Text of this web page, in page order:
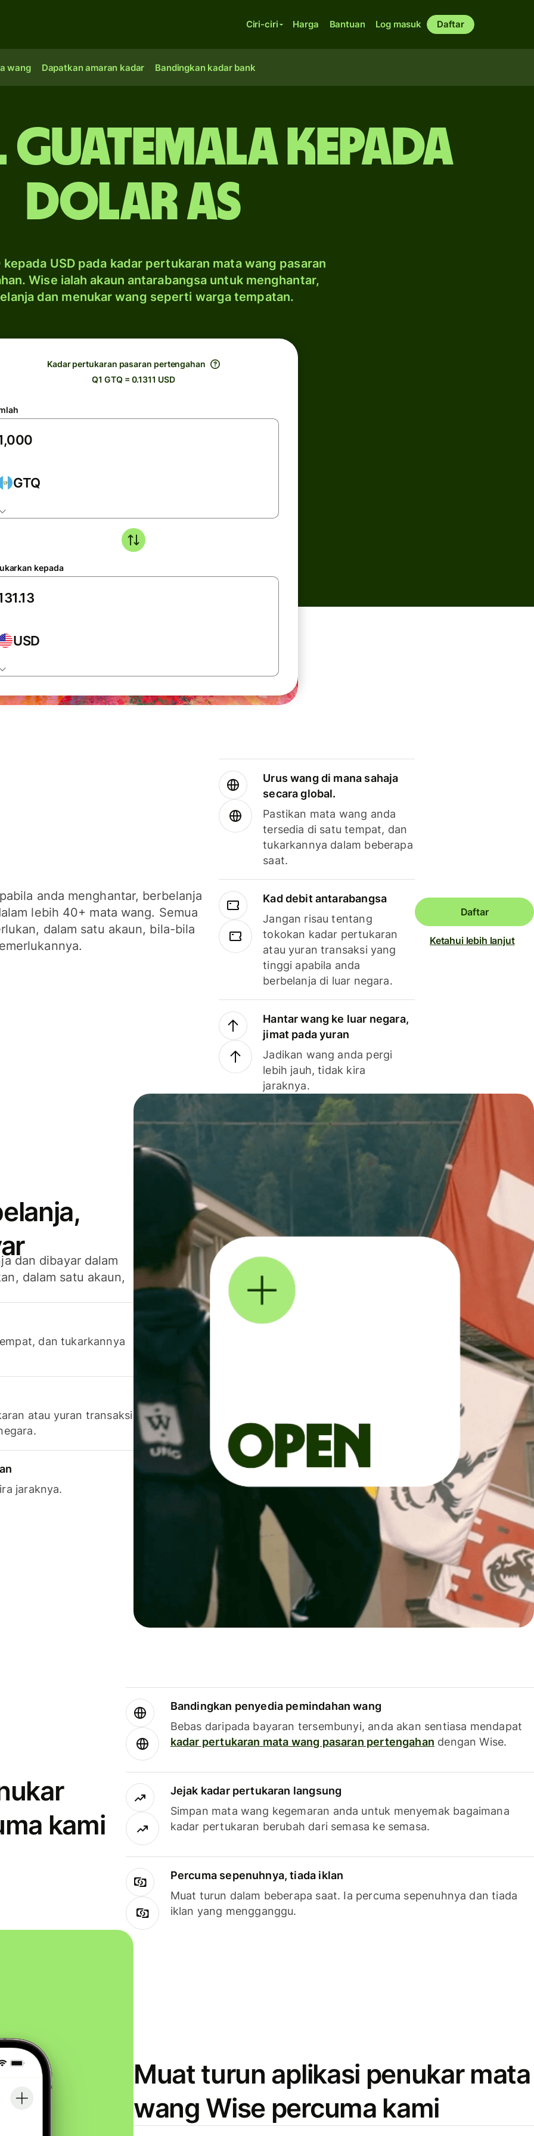
Ciri-ciri Harga Bantuan Log masuk Daftar
wang Dapatkan amaran kadar Bandingkan kadar bank
kepada
dolar AS
kepada USD pada kadar pertukaran mata wang pasaran
Wise ialah akaun antarabangsa untuk menghantar,
dan menukar wang seperti warga tempatan.
Kadar pertukaran pasaran pertengahan
Q1 GTQ = 0.1311 USD
GTQ
kepada
USD
anda menghantar, berbelanja
lebih 40+ mata wang. Semua
dalam satu akaun, bila-bila
Urus wang di mana sahaja
secara global.
Pastikan mata wang anda
tersedia di satu tempat, dan
tukarkannya dalam beberapa
saat.
Kad debit antarabangsa
Jangan risau tentang
tokokan kadar pertukaran
atau yuran transaksi yang
tinggi apabila anda
berbelanja di luar negara.
Hantar wang ke luar negara,
jimat pada yuran
Jadikan wang anda pergi
lebih jauh, tidak kira
jaraknya.
Daftar
Ketahui lebih lanjut
dan dibayar dalam
dalam satu akaun,
dan tukarkannya
atau yuran transaksi
jaraknya.
kami
Bandingkan penyedia pemindahan wang
Bebas daripada bayaran tersembunyi, anda akan sentiasa mendapat
kadar pertukaran mata wang pasaran pertengahan dengan Wise.
Jejak kadar pertukaran langsung
Simpan mata wang kegemaran anda untuk menyemak bagaimana
kadar pertukaran berubah dari semasa ke semasa.
Percuma sepenuhnya, tiada iklan
Muat turun dalam beberapa saat. Ia percuma sepenuhnya dan tiada
iklan yang mengganggu.
Muat turun aplikasi penukar mata
wang Wise percuma kami